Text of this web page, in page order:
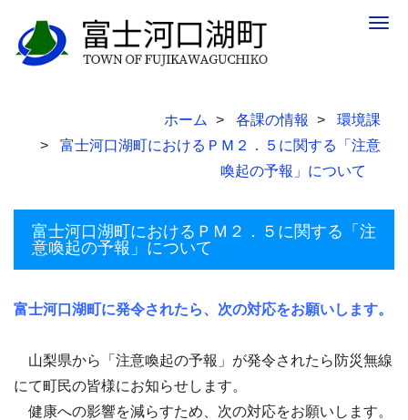
ホーム 各課の情報
環境課
富士河口湖町におけるＰＭ２．５に関する「注意
喚起の予報」について
富士河口湖町におけるＰＭ２．５に関する「注
意喚起の予報」について
富士河口湖町に発令されたら、次の対応をお願いします。
山梨県から「注意喚起の予報」が発令されたら防災無線
にて町民の皆様にお知らせします。
健康への影響を減らすため、次の対応をお願いします。